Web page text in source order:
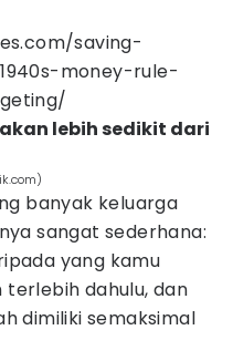
saving-
money-rule-
lebih sedikit dari
banyak keluarga
sangat sederhana:
yang kamu
terlebih dahulu, dan
dimiliki semaksimal